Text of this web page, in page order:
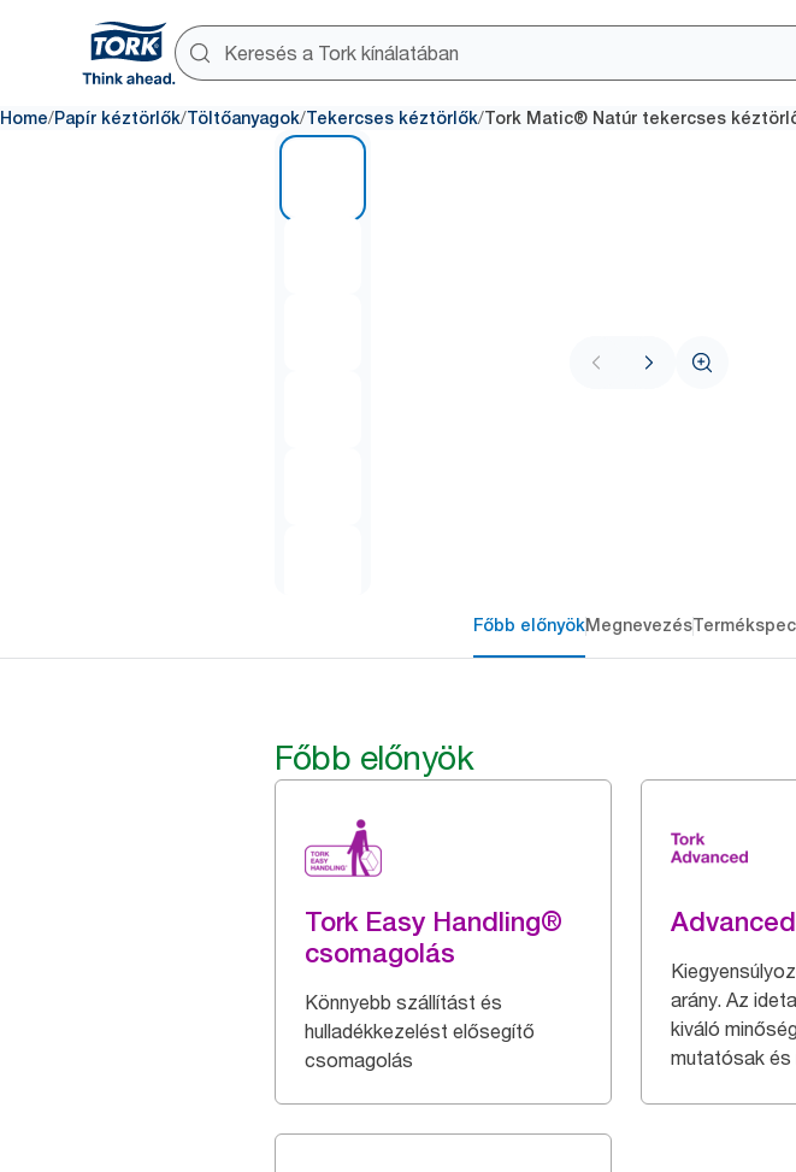
Home/Papír kéztörlők/Töltőanyagok/Tekercses kéztörlők/Tork Matic® Natúr tekercses
Főbb előnyökMegnevezés
Főbb előnyök
Tork Easy Handling®
csomagolás
Könnyebb szállítást és
hulladékkezelést elősegítő
csomagolás
Advanced
arány. Az
kiváló
mutatósak és